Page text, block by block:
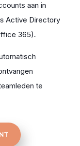
aan in
Active Directory
365).
te